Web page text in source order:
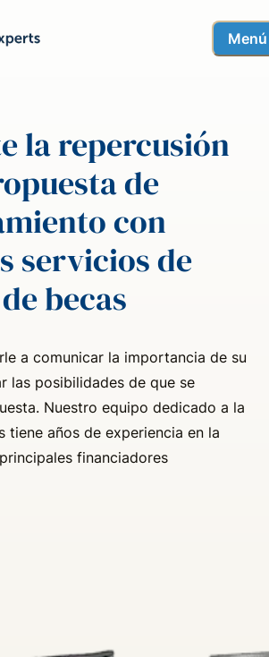
Menú
la repercusión
de
con
servicios de
becas
a comunicar la importancia de su
las posibilidades de que se
Nuestro equipo dedicado a la
tiene años de experiencia en la
financiadores